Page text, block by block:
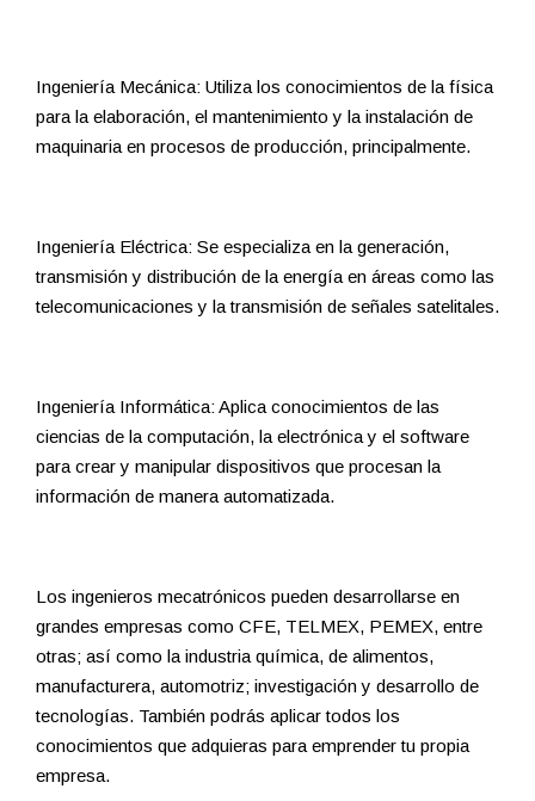
Ingeniería Mecánica: Utiliza los conocimientos de la física
para la elaboración, el mantenimiento y la instalación de
maquinaria en procesos de producción, principalmente.
Ingeniería Eléctrica: Se especializa en la generación,
transmisión y distribución de la energía en áreas como las
telecomunicaciones y la transmisión de señales satelitales.
Ingeniería Informática: Aplica conocimientos de las
ciencias de la computación, la electrónica y el software
para crear y manipular dispositivos que procesan la
información de manera automatizada.
Los ingenieros mecatrónicos pueden desarrollarse en
grandes empresas como CFE, TELMEX, PEMEX, entre
otras; así como la industria química, de alimentos,
manufacturera, automotriz; investigación y desarrollo de
tecnologías. También podrás aplicar todos los
conocimientos que adquieras para emprender tu propia
empresa.